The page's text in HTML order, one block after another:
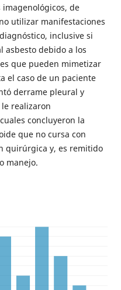
de
utilizar manifestaciones
inclusive si
asbesto debido a los
que pueden mimetizar
el caso de un paciente
derrame pleural y
realizaron
concluyeron la
que no cursa con
quirúrgica y, es remitido
manejo.